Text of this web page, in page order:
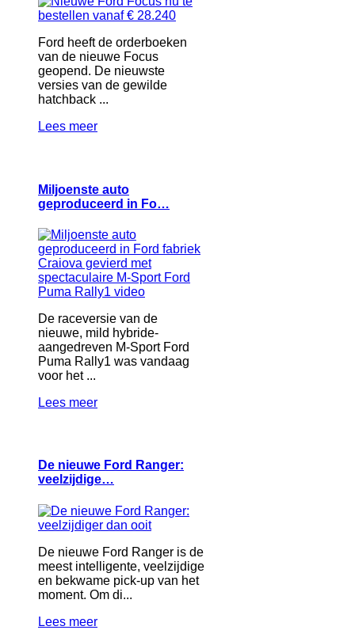
Ford heeft de orderboeken
van de nieuwe Focus
geopend. De nieuwste
versies van de gewilde
hatchback ...
Lees meer
Miljoenste auto
geproduceerd in Fo…
De raceversie van de
nieuwe, mild hybride-
aangedreven M-Sport Ford
Puma Rally1 was vandaag
voor het ...
Lees meer
De nieuwe Ford Ranger:
veelzijdige…
De nieuwe Ford Ranger is de
meest intelligente, veelzijdige
en bekwame pick-up van het
moment. Om di...
Lees meer